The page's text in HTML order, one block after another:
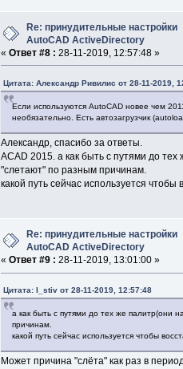
Re: принудительные настройки
AutoCAD ActiveDirectory
« Ответ #8 : 28-11-2019, 12:57:48 »
Цитата: Александр Ривилис от 28-11-2019,
Если используются AutoCAD новее чем
необязательно. Есть автозагрузчик
Александр, спасибо за ответы.
ACAD 2015. а как быть с путями до
"слетают" по разным причинам.
какой путь сейчас используется чтобы
Re: принудительные настройки
AutoCAD ActiveDirectory
« Ответ #9 : 28-11-2019, 13:01:00 »
Цитата: I_stiv от 28-11-2019, 12:57:48
а как быть с путями до тех же палитр(они
причинам.
какой путь сейчас используется чтобы
Может причина "слёта" как раз в